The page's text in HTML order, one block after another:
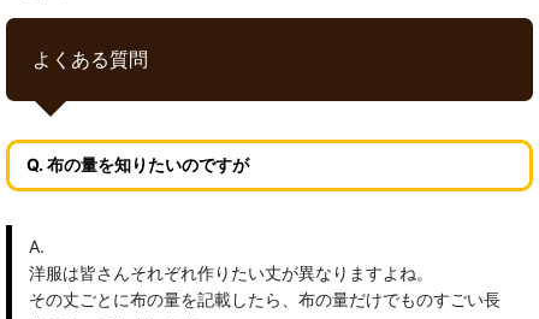
よくある質問
Q. 布の量を知りたいのですが
A.
洋服は皆さんそれぞれ作りたい丈が異なりますよね。
その丈ごとに布の量を記載したら、布の量だけでものすごい長